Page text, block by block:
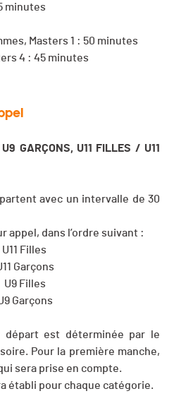
minutes
Masters 1 : 50 minutes
4 : 45 minutes
GARÇONS, U11 FILLES / U11
avec un intervalle de 30
appel, dans l’ordre suivant :
Filles
Garçons
Filles
Garçons
est déterminée par le
Pour la première manche,
sera prise en compte.
établi pour chaque catégorie.